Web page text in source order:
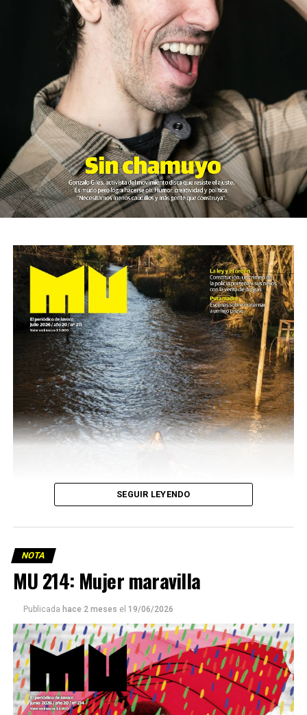
Este número 215 de MU ☝️viene con doble tapa, que
podría ser una frase:
Sin chamuyo, a remarla.
SEGUIR LEYENDO
NOTA
MU 214: Mujer maravilla
Publicada hace 2 meses el 19/06/2026